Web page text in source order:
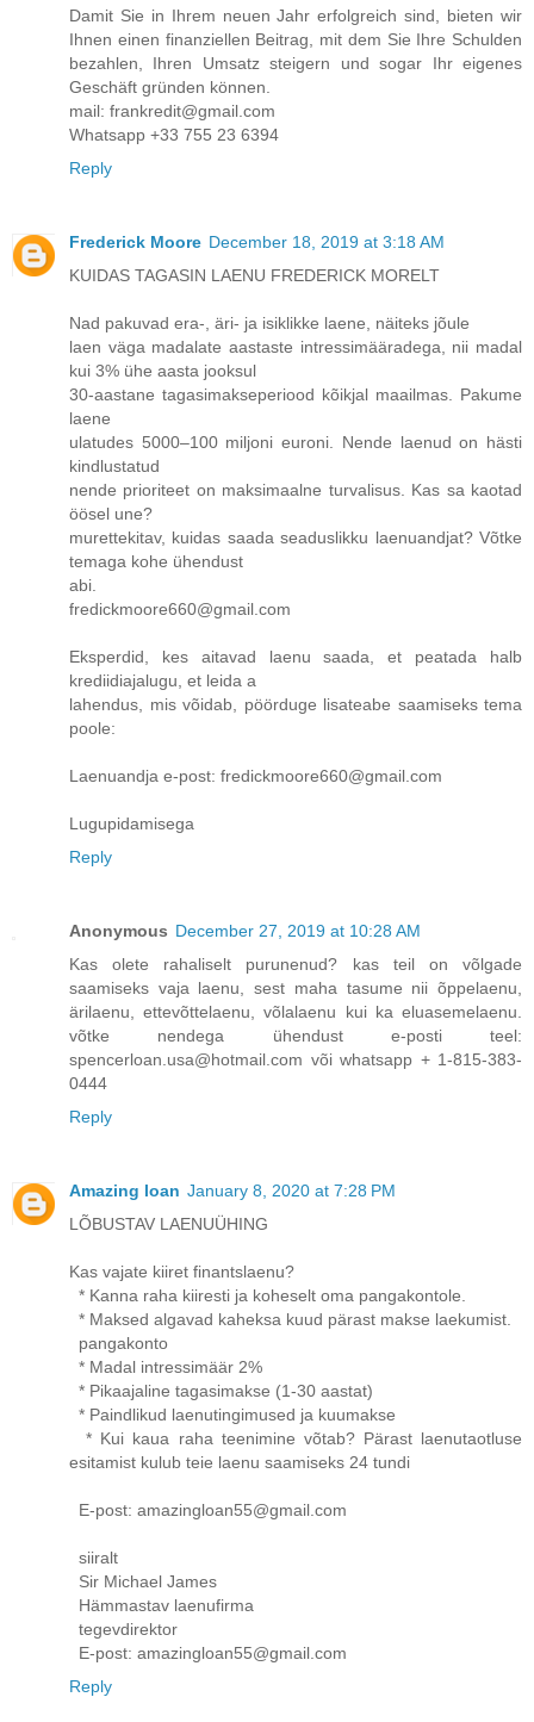
Damit Sie in Ihrem neuen Jahr erfolgreich sind, bieten wir
Ihnen einen finanziellen Beitrag, mit dem Sie Ihre Schulden
bezahlen, Ihren Umsatz steigern und sogar Ihr eigenes
Geschäft gründen können.
mail: frankredit@gmail.com
Whatsapp +33 755 23 6394
Reply
Frederick Moore December 18, 2019 at 3:18 AM
KUIDAS TAGASIN LAENU FREDERICK MORELT
Nad pakuvad era-, äri- ja isiklikke laene, näiteks jõule
laen väga madalate aastaste intressimääradega, nii madal
kui 3% ühe aasta jooksul
30-aastane tagasimakseperiood kõikjal maailmas. Pakume
laene
ulatudes 5000–100 miljoni euroni. Nende laenud on hästi
kindlustatud
nende prioriteet on maksimaalne turvalisus. Kas sa kaotad
öösel une?
murettekitav, kuidas saada seaduslikku laenuandjat? Võtke
temaga kohe ühendust
abi.
fredickmoore660@gmail.com
Eksperdid, kes aitavad laenu saada, et peatada halb
krediidiajalugu, et leida a
lahendus, mis võidab, pöörduge lisateabe saamiseks tema
poole:
Laenuandja e-post: fredickmoore660@gmail.com
Lugupidamisega
Reply
Anonymous December 27, 2019 at 10:28 AM
Kas olete rahaliselt purunenud? kas teil on võlgade
saamiseks vaja laenu, sest maha tasume nii õppelaenu,
ärilaenu, ettevõttelaenu, võlalaenu kui ka eluasemelaenu.
võtke nendega ühendust e-posti teel:
spencerloan.usa@hotmail.com või whatsapp + 1-815-383-
0444
Reply
Amazing loan January 8, 2020 at 7:28 PM
LÕBUSTAV LAENUÜHING
Kas vajate kiiret finantslaenu?
* Kanna raha kiiresti ja koheselt oma pangakontole.
* Maksed algavad kaheksa kuud pärast makse laekumist.
pangakonto
* Madal intressimäär 2%
* Pikaajaline tagasimakse (1-30 aastat)
* Paindlikud laenutingimused ja kuumakse
* Kui kaua raha teenimine võtab? Pärast laenutaotluse
esitamist kulub teie laenu saamiseks 24 tundi
E-post: amazingloan55@gmail.com
siiralt
Sir Michael James
Hämmastav laenufirma
tegevdirektor
E-post: amazingloan55@gmail.com
Reply